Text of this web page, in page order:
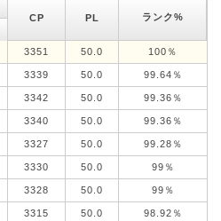
CP
PL
ランク%
3351 50.0 100％
3339 50.0 99.64％
3342 50.0 99.36％
3340 50.0 99.36％
3327 50.0 99.28％
3330 50.0 99％
3328 50.0 99％
3315 50.0 98.92％